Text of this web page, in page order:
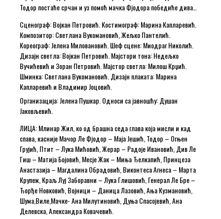
Тодор постаће срчан и уз помоћ мачка Фјодора победиће дива…
Сценограф: Војкан Петровић. Костимограф: Марина Капларевић.
Композитор: Светлана Вукомановић, Жељко Пантелић.
Кореограф: Јелена Миловановић. Шеф сцене: Миодраг Николић.
Дизајн светла: Војкан Петровић. Мајстори тона: Недељко
Вучићевић и Зоран Петровић. Мајстор светла: Милош Крџић.
Шминка: Светлана Вукомановић. Дизајн плаката: Марина
Капларевић и Владимир Јоцовић.
Организација: Јелена Пушкар. Односи са јавношћу: Душан
Јаковљевић.
ЛИЦА: Млинар Жил, ко од брашна седа глава која мисли и кад
спава, касније Мачор Ле Фјодор – Маја Јешић, Тодор – Огњен
Грујић, Птит – Лука Мићовић, Жерар – Радоје Ивановић, Див Ле
Гиш – Матија Бојовић, Месје Жак – Миња Ђелкапић, Принцеза
Анастазија – Магдалина Обрадовић, Виконтеса Агнеса – Марта
Крупеж, Краљ Луј Заборавни – Лука Глишовић, Генерал Ле Бре –
Ђорђе Новковић, Војници – Даница Лазовић, Ања Кузмановић,
Шума,Виле,Мачке- Ана Милутиновић, Дуња Спасојевић, Ана
Делевска, Александра Ковачевић.